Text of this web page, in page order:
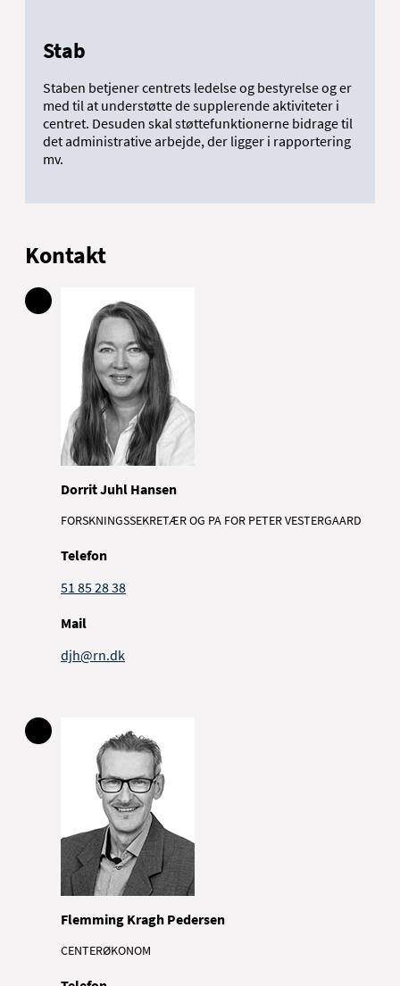
Stab
Staben betjener centrets ledelse og bestyrelse og er
med til at understøtte de supplerende aktiviteter i
centret. Desuden skal støttefunktionerne bidrage til
det administrative arbejde, der ligger i rapportering
mv.
Kontakt
Dorrit Juhl Hansen
FORSKNINGSSEKRETÆR OG PA FOR PETER VESTERGAARD
Telefon
51 85 28 38
Mail
djh@rn.dk
Flemming Kragh Pedersen
CENTERØKONOM